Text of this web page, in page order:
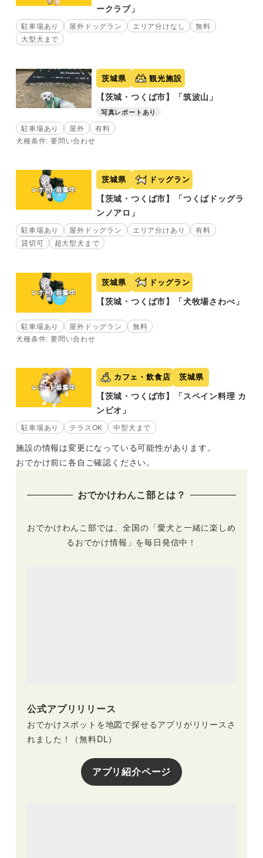
ークラブ」
駐車場あり 屋外ドッグラン エリア分けなし
無料
大型犬まで
茨城県 観光施設
【茨城・つくば市】「筑波山」
写真レポートあり
駐車場あり 屋外
有料
犬種条件: 要問い合わせ
茨城県 ドッグラン
【茨城・つくば市】「つくばドッグラ
ンノアロ」
駐車場あり 屋外ドッグラン エリア分けあり
有料
貸切可
超大型犬まで
茨城県 ドッグラン
【茨城・つくば市】「犬牧場さわべ」
駐車場あり 屋外ドッグラン
無料
犬種条件: 要問い合わせ
カフェ・飲食店 茨城県
【茨城・つくば市】「スペイン料理 カ
ンビオ」
駐車場あり テラスOK 中型犬まで
施設の情報は変更になっている可能性があります。
おでかけ前に各自ご確認ください。
おでかけわんこ部とは？
おでかけわんこ部では、全国の「愛犬と一緒に楽しめ
るおでかけ情報」を毎日発信中！
公式アプリリリース
おでかけスポットを地図で探せるアプリがリリースさ
れました！（無料DL）
アプリ紹介ページ